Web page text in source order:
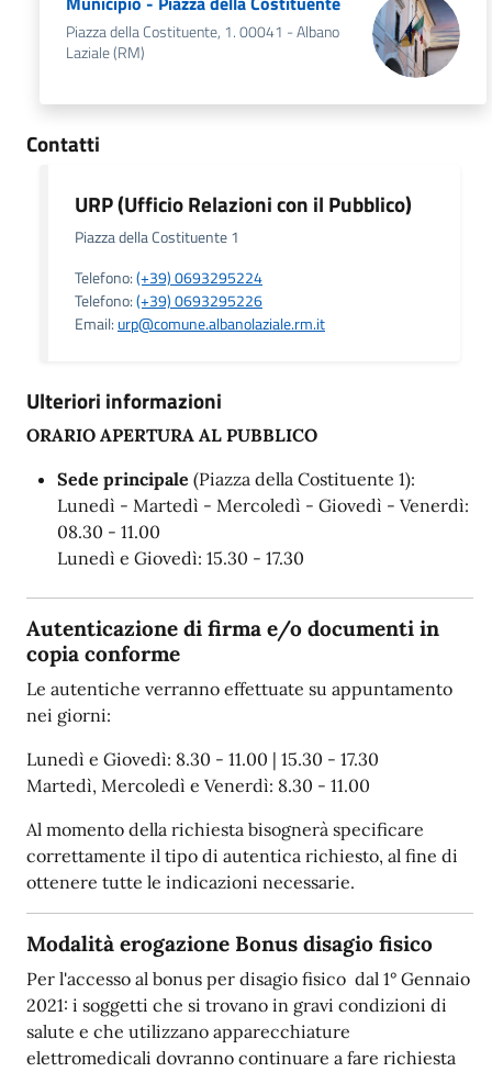
Piazza della Costituente, 1. 00041 - Albano
Laziale (RM)
Contatti
URP (Ufficio Relazioni con il Pubblico)
Piazza della Costituente 1
Telefono:(+39) 0693295224
Telefono:(+39) 0693295226
Email: urp@comune.albanolaziale.rm.it
Ulteriori informazioni
ORARIO APERTURA AL PUBBLICO
Sede principale (Piazza della Costituente 1):
Lunedì - Martedì - Mercoledì - Giovedì - Venerdì:
08.30 - 11.00
Lunedì e Giovedì: 15.30 - 17.30
Autenticazione di firma e/o documenti in
copia conforme
Le autentiche verranno effettuate su appuntamento
nei giorni:
Lunedì e Giovedì: 8.30 - 11.00 | 15.30 - 17.30
Martedì, Mercoledì e Venerdì: 8.30 - 11.00
Al momento della richiesta bisognerà specificare
correttamente il tipo di autentica richiesto, al fine di
ottenere tutte le indicazioni necessarie.
Modalità erogazione Bonus disagio fisico
Per l'accesso al bonus per disagio fisico dal 1° Gennaio
2021: i soggetti che si trovano in gravi condizioni di
salute e che utilizzano apparecchiature
elettromedicali dovranno continuare a fare richiesta